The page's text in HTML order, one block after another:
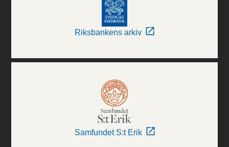
Riksbankens arkiv
Samfundet S:t Erik